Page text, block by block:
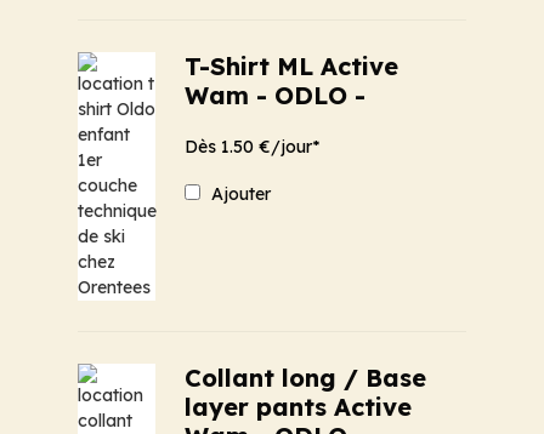
T-Shirt ML Active
Wam - ODLO -
Dès 1.50 €/jour*
Ajouter
Collant long / Base
layer pants Active